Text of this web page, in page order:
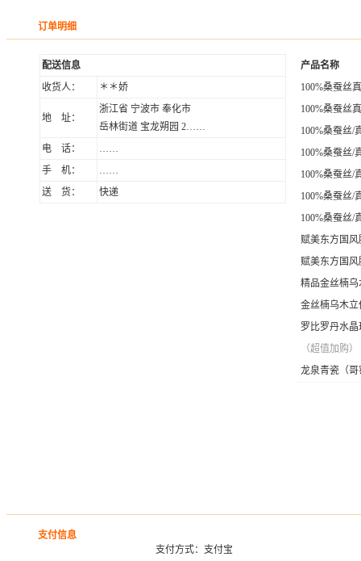
订单明细
配送信息
收货人：
＊＊娇
地 址：
浙江省 宁波市 奉化市
岳林街道 宝龙朔园 2……
电 话：
……
手 机：
……
送 货：
快递
产品名称
100%桑蚕丝
100%桑蚕丝
100%桑蚕丝/
100%桑蚕丝/
100%桑蚕丝/
100%桑蚕丝/
100%桑蚕丝/
赋美东方国
赋美东方国
精品金丝楠
金丝楠乌木
罗比罗丹水
（超值加购）
龙泉青瓷（哥
支付信息
支付方式：支付宝